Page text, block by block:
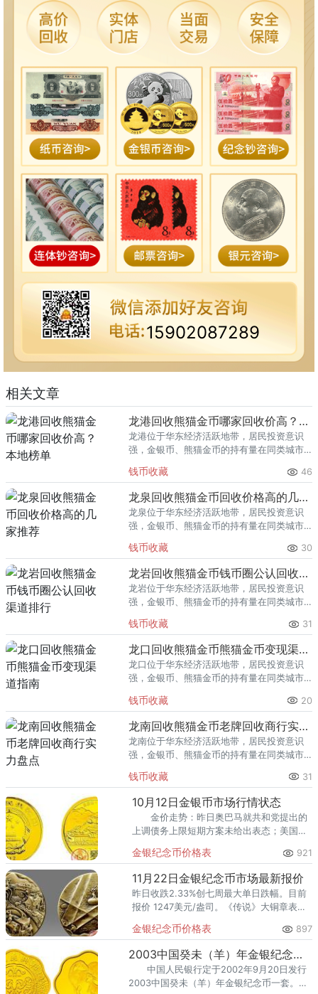
15902087289
相关文章
龙港回收熊猫金币哪家回收价高？本地榜单
龙港位于华东经济活跃地带，居民投资意识
强，金银币、熊猫金币的持有量在同类城市
熊猫金币的需求就明显升温，但鱼龙混杂的
回收渠道里，能精准识别版别溢
钱币收藏 46
龙泉回收熊猫金币回收价格高的几家推荐
龙泉位于华东经济活跃地带，居民投资意识
强，金银币、熊猫金币的持有量在同类城市
熊猫金币的需求就明显升温，但鱼龙混杂的
回收渠道里，能精准识别版别溢
钱币收藏 30
龙岩回收熊猫金币钱币圈公认回收渠道排行
龙岩位于华东经济活跃地带，居民投资意识
强，金银币、熊猫金币的持有量在同类城市
熊猫金币的需求就明显升温，但鱼龙混杂的
回收渠道里，能精准识别版别溢
钱币收藏 31
龙口回收熊猫金币熊猫金币变现渠道指南
龙口位于华东经济活跃地带，居民投资意识
强，金银币、熊猫金币的持有量在同类城市
熊猫金币的需求就明显升温，但鱼龙混杂的
回收渠道里，能精准识别版别溢
钱币收藏 20
龙南回收熊猫金币老牌回收商行实力盘点
龙南位于华东经济活跃地带，居民投资意识
强，金银币、熊猫金币的持有量在同类城市
熊猫金币的需求就明显升温，但鱼龙混杂的
回收渠道里，能精准识别版别溢
钱币收藏 31
10月12日金银币市场行情状态
金价走势：昨日奥巴马就共和党提出的
上调债务上限短期方案未给出表态；美国上
据表明政府关闭和债务违约担忧伤及经济。
金银纪念币价格表 921
11月22日金银纪念币市场最新报价
昨日收跌2.33%创七周最大单日跌幅。目前
报价 1247美元/盎司。《传说》大铜章表现
在那些巨大的喇叭里透出隐隐的不安与焦
灼，共发行浇铸和压铸两种方式。
金银纪念币价格表 897
2003中国癸未（羊）年金银纪念币1公斤梅花形金质纪念币
中国人民银行定于2002年9月20日发行
2003中国癸未（羊）年金银纪念币一套。该